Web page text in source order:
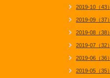
2019-10（43）
2019-09（37）
2019-08（38）
2019-07（32）
2019-06（36）
2019-05（35）